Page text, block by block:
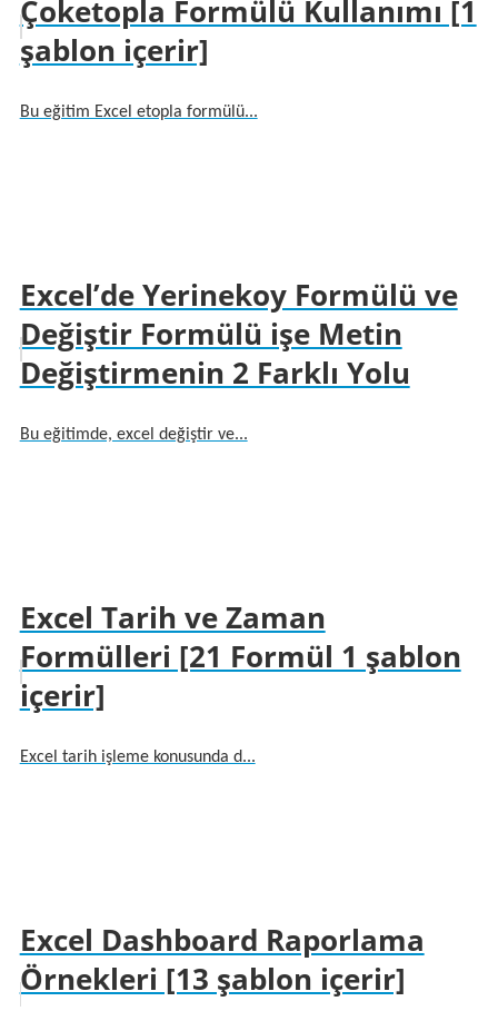
Çoketopla Formülü Kullanımı [1
şablon içerir]
Bu eğitim Excel etopla formülü...
Excel’de Yerinekoy Formülü ve
Değiştir Formülü işe Metin
Değiştirmenin 2 Farklı Yolu
Bu eğitimde, excel değiştir ve...
Excel Tarih ve Zaman
Formülleri [21 Formül 1 şablon
içerir]
Excel tarih işleme konusunda d...
Excel Dashboard Raporlama
Örnekleri [13 şablon içerir]